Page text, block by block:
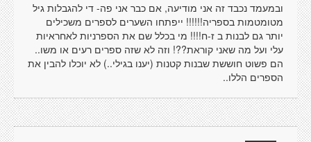
ובמעמד נכבד זה אני מודיעה, אם כבר אני פה- די להגבלות גיל
מטומטמות בספריה!!!!!! ייפתחו השערים לספרים משכילים
יותר גם לבנות ב ז-ח!!!! מי בכלל שם את הספרניות לאחראיות
עלי ועל מה שאני קוראת??! וזה לא שזה ספרים רעים או משו..
הם פשוט חוששת שבנות קטנות (יענו בגילי..) לא יוכלו להבין את
הספרים הללו..